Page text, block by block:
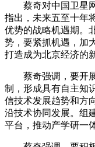
蔡奇对中国卫星网
指出，未来五至十年
优势的战略机遇期。
势，要紧抓机遇，加
打造成为北京经济的
蔡奇强调，要开展
制，形成具有自主知
信技术发展趋势和方
沿技术协同发展。组
平台，推动产学研一